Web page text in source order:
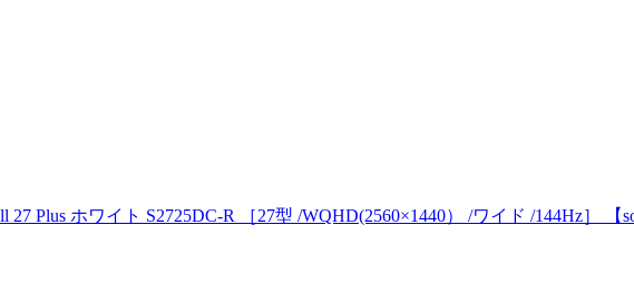
Plus ホワイト S2725DC-R ［27型 /WQHD(2560×1440） /ワイド /144Hz］ 【